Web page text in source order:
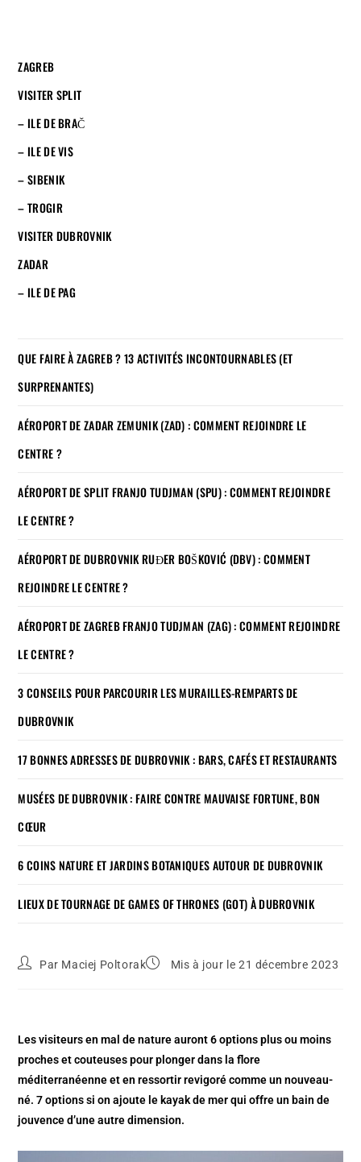
ZAGREB
VISITER SPLIT
– ILE DE BRAČ
– ILE DE VIS
– SIBENIK
– TROGIR
VISITER DUBROVNIK
ZADAR
– ILE DE PAG
QUE FAIRE À ZAGREB ? 13 ACTIVITÉS INCONTOURNABLES (ET
SURPRENANTES)
AÉROPORT DE ZADAR ZEMUNIK (ZAD) : COMMENT REJOINDRE LE
CENTRE ?
AÉROPORT DE SPLIT FRANJO TUDJMAN (SPU) : COMMENT REJOINDRE
LE CENTRE ?
AÉROPORT DE DUBROVNIK RUĐER BOŠKOVIĆ (DBV) : COMMENT
REJOINDRE LE CENTRE ?
AÉROPORT DE ZAGREB FRANJO TUDJMAN (ZAG) : COMMENT REJOINDRE
LE CENTRE ?
3 CONSEILS POUR PARCOURIR LES MURAILLES-REMPARTS DE
DUBROVNIK
17 BONNES ADRESSES DE DUBROVNIK : BARS, CAFÉS ET RESTAURANTS
MUSÉES DE DUBROVNIK : FAIRE CONTRE MAUVAISE FORTUNE, BON
CŒUR
6 COINS NATURE ET JARDINS BOTANIQUES AUTOUR DE DUBROVNIK
LIEUX DE TOURNAGE DE GAMES OF THRONES (GOT) À DUBROVNIK
Par Maciej Poltorak Mis à jour le 21 décembre 2023
Les visiteurs en mal de nature auront 6 options plus ou moins
proches et couteuses pour plonger dans la flore
méditerranéenne et en ressortir revigoré comme un nouveau-
né. 7 options si on ajoute le kayak de mer qui offre un bain de
jouvence d’une autre dimension.